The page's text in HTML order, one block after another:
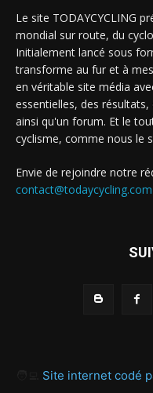
Le site TODAYCYCLING
mondial sur route, du
Initialement lancé sous
transforme au fur et à
en véritable site média
essentielles, des
ainsi qu'un forum. Et le
cyclisme, comme nous le
Envie de rejoindre notre
contact@todaycycling.com
Site internet codé